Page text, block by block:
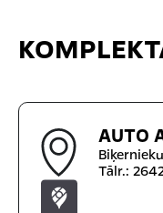
AUTO
Tālr.: